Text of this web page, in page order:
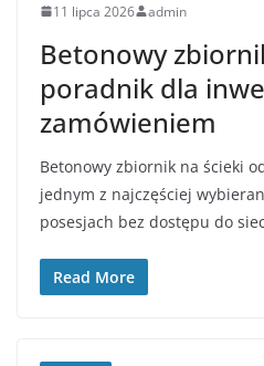
11 lipca 2026 admin
Betonowy
poradnik dla
zamówieniem
Betonowy zbiornik na ścieki
jednym z najczęściej
posesjach bez dostępu do
Read More